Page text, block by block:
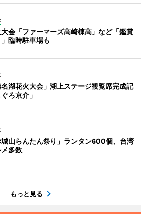
会「ファーマーズ高崎棟高」など「鑑賞
臨時駐車場も
湖花火大会」湖上ステージ観覧席完成記
ろ京介」
城山らんたん祭り」ランタン600個、台湾
多数
もっと見る